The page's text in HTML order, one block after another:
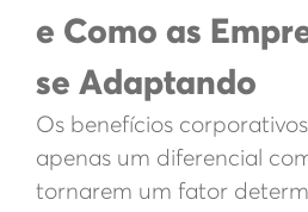
e Como as
se Adaptando
Os benefícios
apenas um diferencial
tornarem um fator